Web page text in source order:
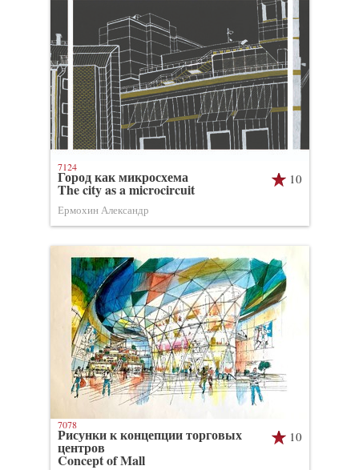
10
Город как микросхема
The city as a microcircuit
Ермохин Александр
7124
10
Рисунки к концепции торговых
центров
Concept of Mall
7078